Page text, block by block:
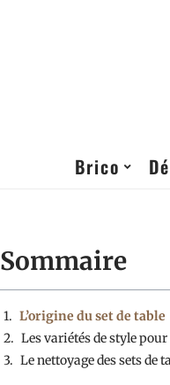
Brico
Sommaire
L’origine du set de table
Les variétés de style pour
Le nettoyage des sets de